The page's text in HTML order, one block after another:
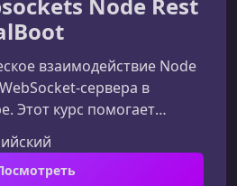
Node Rest
взаимодействие Node
сервера в
Этот курс помогает
два разных стека для
безопасных и
вы изучите в этом